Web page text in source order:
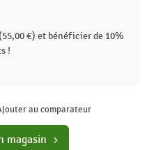
€) et bénéficier de 10%
!
au comparateur
magasin chevron_right